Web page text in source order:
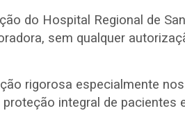
do Hospital Regional de
sem qualquer
rigorosa especialmente
integral de pacientes